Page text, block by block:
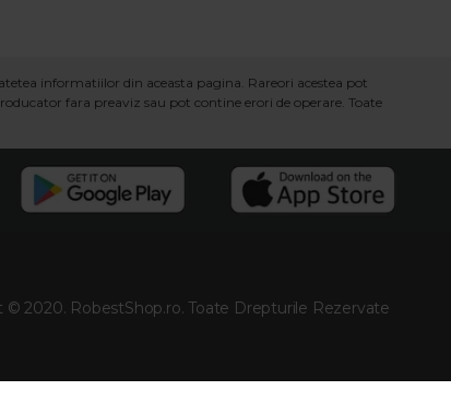
informatiilor din aceasta pagina. Rareori acestea pot
fara preaviz sau pot contine erori de operare. Toate
© 2020. RobestShop.ro. Toate Drepturile Rezervate